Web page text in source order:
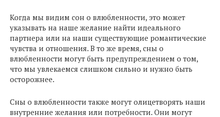
Когда мы видим сон о влюбленности, это может
указывать на наше желание найти идеального
партнера или на наши существующие романтические
чувства и отношения. В то же время, сны о
влюбленности могут быть предупреждением о том,
что мы увлекаемся слишком сильно и нужно быть
осторожнее.
Сны о влюбленности также могут олицетворять наши
внутренние желания или потребности. Они могут